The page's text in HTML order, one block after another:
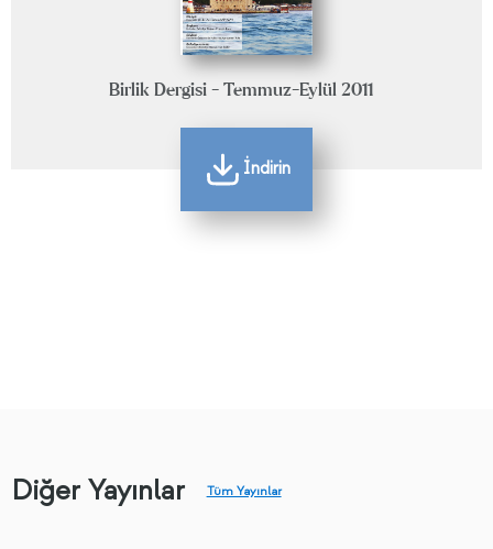
Birlik Dergisi - Temmuz-Eylül 2011
İndirin
Diğer Yayınlar Tüm Yayınlar